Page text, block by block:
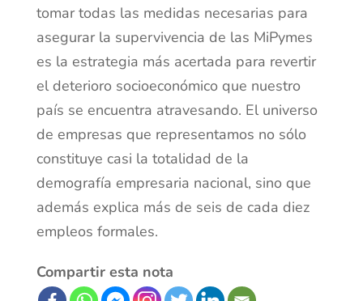
tomar todas las medidas necesarias para
asegurar la supervivencia de las MiPymes
es la estrategia más acertada para revertir
el deterioro socioeconómico que nuestro
país se encuentra atravesando. El universo
de empresas que representamos no sólo
constituye casi la totalidad de la
demografía empresaria nacional, sino que
además explica más de seis de cada diez
empleos formales.
Compartir esta nota